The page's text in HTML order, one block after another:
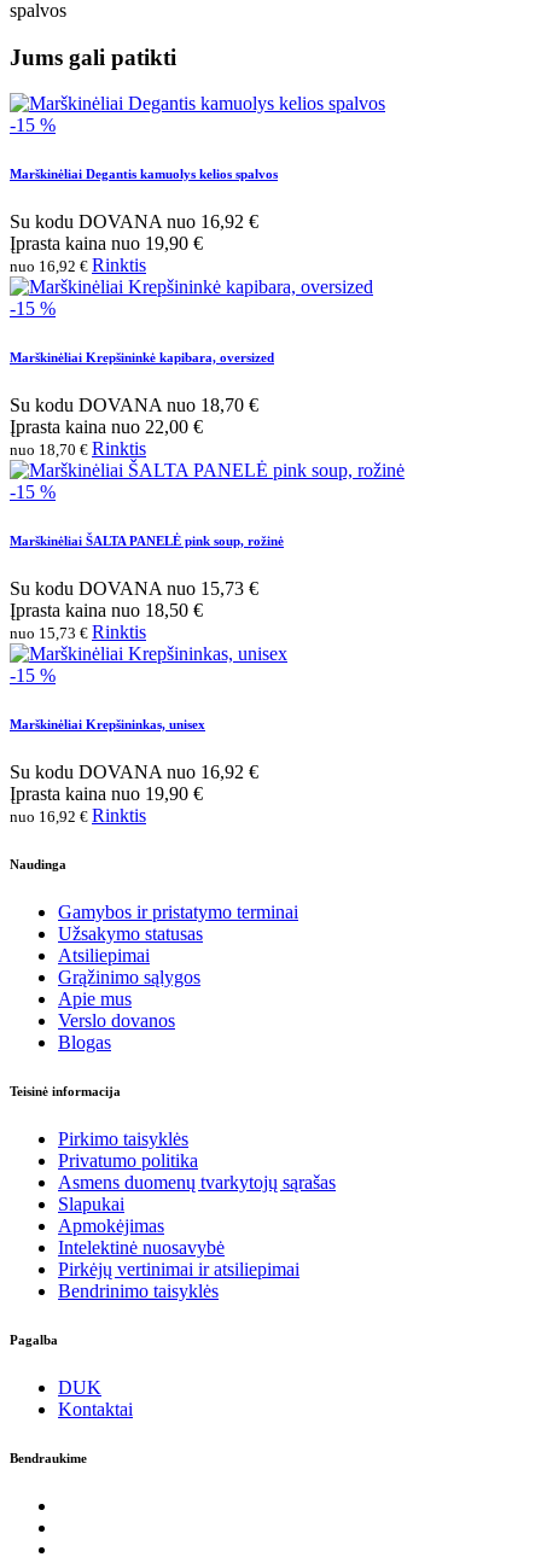
spalvos
Jums gali patikti
-15 %
Marškinėliai Degantis kamuolys kelios spalvos
Su kodu DOVANA nuo 16,92 €
Įprasta kaina nuo 19,90 €
nuo 16,92 € Rinktis
-15 %
Marškinėliai Krepšininkė kapibara, oversized
Su kodu DOVANA nuo 18,70 €
Įprasta kaina nuo 22,00 €
nuo 18,70 € Rinktis
-15 %
Marškinėliai ŠALTA PANELĖ pink soup, rožinė
Su kodu DOVANA nuo 15,73 €
Įprasta kaina nuo 18,50 €
nuo 15,73 € Rinktis
-15 %
Marškinėliai Krepšininkas, unisex
Su kodu DOVANA nuo 16,92 €
Įprasta kaina nuo 19,90 €
nuo 16,92 € Rinktis
Naudinga
Gamybos ir pristatymo terminai
Užsakymo statusas
Atsiliepimai
Grąžinimo sąlygos
Apie mus
Verslo dovanos
Blogas
Teisinė informacija
Pirkimo taisyklės
Privatumo politika
Asmens duomenų tvarkytojų sąrašas
Slapukai
Apmokėjimas
Intelektinė nuosavybė
Pirkėjų vertinimai ir atsiliepimai
Bendrinimo taisyklės
Pagalba
DUK
Kontaktai
Bendraukime